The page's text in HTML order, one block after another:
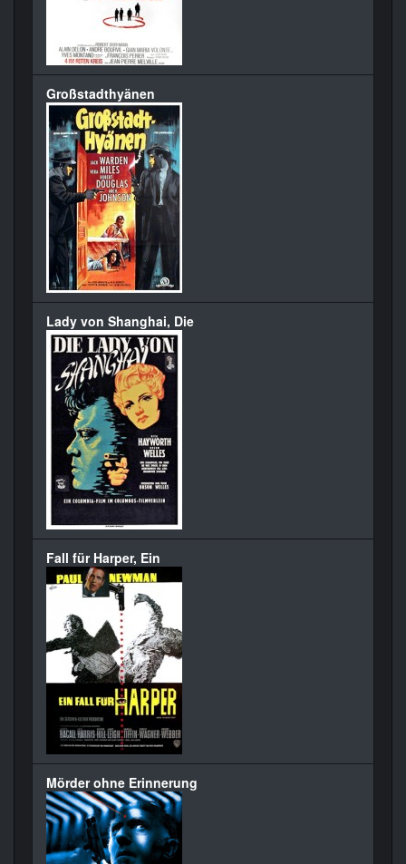
Großstadthyänen
Lady von Shanghai, Die
Fall für Harper, Ein
Mörder ohne Erinnerung